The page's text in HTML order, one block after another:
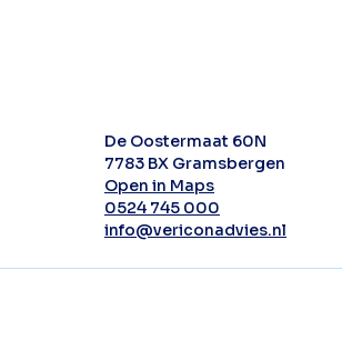
De Oostermaat 60N
7783 BX Gramsbergen
Open in Maps
0524 745 000
info@vericonadvies.nl